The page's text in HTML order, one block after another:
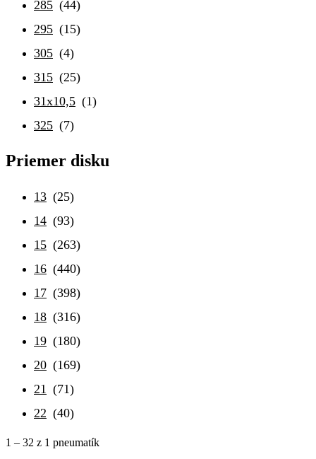
285 (44)
295 (15)
305 (4)
315 (25)
31x10,5 (1)
325 (7)
Priemer disku
13 (25)
14 (93)
15 (263)
16 (440)
17 (398)
18 (316)
19 (180)
20 (169)
21 (71)
22 (40)
1 – 32 z 1 pneumatík